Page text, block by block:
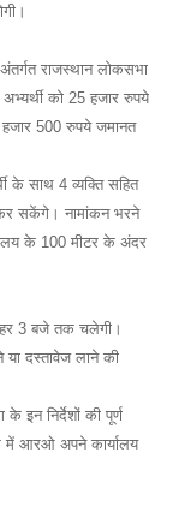
राजस्थान लोकसभा
को 25 हजार रुपये
500 रुपये जमानत
के साथ 4 व्यक्ति सहित
सकेंगे। नामांकन भरने
के 100 मीटर के अंदर
3 बजे तक चलेगी।
या दस्तावेज लाने की
इन निर्देशों की पूर्ण
में आरओ अपने कार्यालय